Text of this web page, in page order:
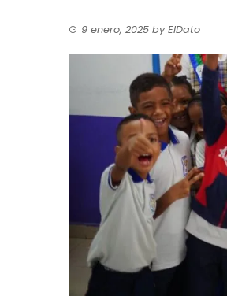
9 enero, 2025 byElDato